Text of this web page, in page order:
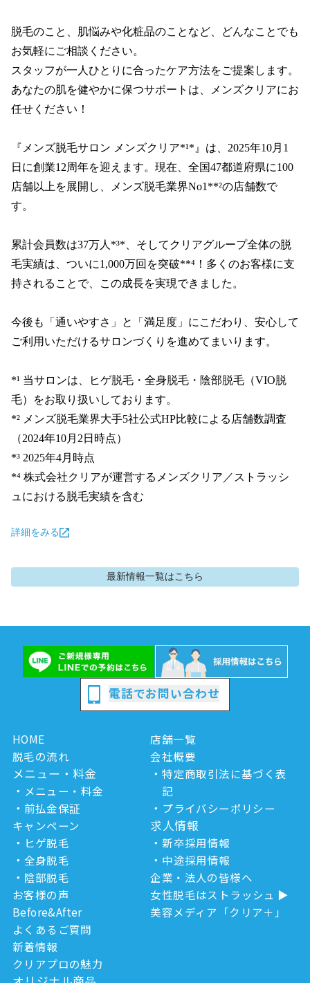
脱毛のこと、肌悩みや化粧品のことなど、どんなことでも
お気軽にご相談ください。
スタッフが一人ひとりに合ったケア方法をご提案します。
あなたの肌を健やかに保つサポートは、メンズクリアにお
任せください！
『メンズ脱毛サロン メンズクリア*¹*』は、2025年10月1
日に創業12周年を迎えます。現在、全国47都道府県に100
店舗以上を展開し、メンズ脱毛業界No1**²の店舗数で
す。
累計会員数は37万人*³*、そしてクリアグループ全体の脱
毛実績は、ついに1,000万回を突破**⁴！多くのお客様に支
持されることで、この成長を実現できました。
今後も「通いやすさ」と「満足度」にこだわり、安心して
ご利用いただけるサロンづくりを進めてまいります。
*¹ 当サロンは、ヒゲ脱毛・全身脱毛・陰部脱毛（VIO脱
毛）をお取り扱いしております。
*² メンズ脱毛業界大手5社公式HP比較による店舗数調査
（2024年10月2日時点）
*³ 2025年4月時点
*⁴ 株式会社クリアが運営するメンズクリア／ストラッシ
ュにおける脱毛実績を含む
詳細をみる
最新情報一覧はこちら
電話でお問い合わせ
HOME
脱毛の流れ
メニュー・料金
メニュー・料金
前払金保証
キャンペーン
ヒゲ脱毛
全身脱毛
陰部脱毛
お客様の声
Before&After
よくあるご質問
新着情報
クリアプロの魅力
店舗一覧
会社概要
特定商取引法に基づく表
記
プライバシーポリシー
求人情報
新卒採用情報
中途採用情報
企業・法人の皆様へ
女性脱毛はストラッシュ
美容メディア「クリア＋」